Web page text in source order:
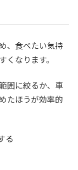
、食べたい気持
なります。
囲に絞るか、車
たほうが効率的
る